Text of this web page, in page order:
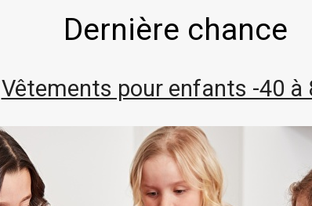
Dernière chance
Vêtements pour enfants -40 à